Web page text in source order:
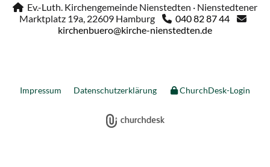
 Ev.-Luth. Kirchengemeinde Nienstedten · Nienstedtener
Marktplatz 19a, 22609 Hamburg
 040 82 87 44 
kirchenbuero@kirche-nienstedten.de
Impressum Datenschutzerklärung ChurchDesk-Login